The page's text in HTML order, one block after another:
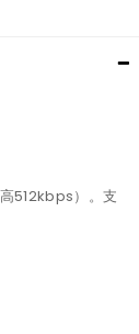
512kbps）。支